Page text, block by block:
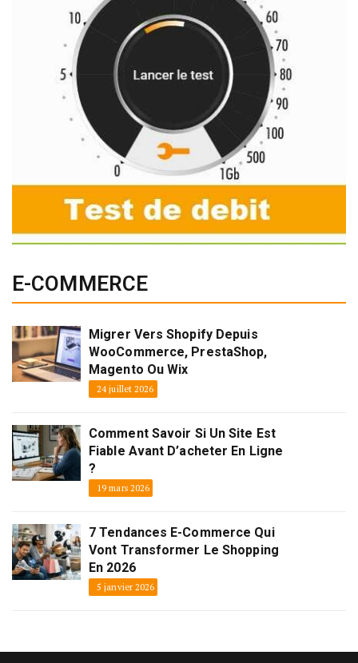
E-COMMERCE
Migrer Vers Shopify Depuis
WooCommerce, PrestaShop,
Magento Ou Wix
24 juillet 2026
Comment Savoir Si Un Site Est
Fiable Avant D’acheter En Ligne
?
19 mars 2026
7 Tendances E-Commerce Qui
Vont Transformer Le Shopping
En 2026
5 janvier 2026